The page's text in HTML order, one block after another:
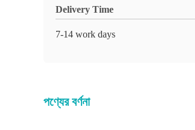
Delivery Time
7-14 work days
পণ্যের বর্ণনা